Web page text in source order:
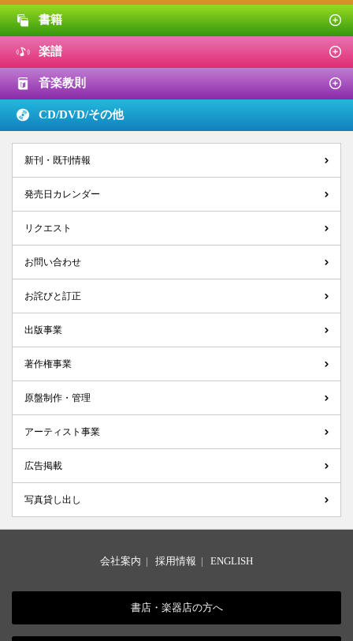
書籍
楽譜
音楽教則
CD/DVD/その他
新刊・既刊情報
発売日カレンダー
リクエスト
お問い合わせ
お詫びと訂正
出版事業
著作権事業
原盤制作・管理
アーティスト事業
広告掲載
写真貸し出し
会社案内 | 採用情報 | ENGLISH
書店・楽器店の方へ